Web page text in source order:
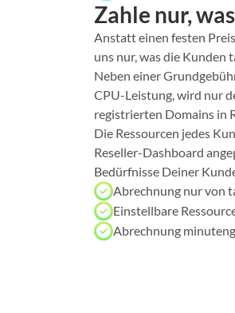
Zahle nur,
Anstatt einen festen
uns nur, was die Kunden
Neben einer
CPU-Leistung, wird nur
registrierten Domains in
Die Ressourcen jedes
Reseller-Dashboard
Bedürfnisse Deiner
Abrechnung nur von
Einstellbare
Abrechnung